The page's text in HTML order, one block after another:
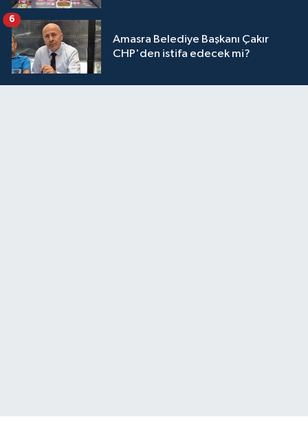
Amasra Belediye Başkanı Çakır
CHP'den istifa edecek mi?
6